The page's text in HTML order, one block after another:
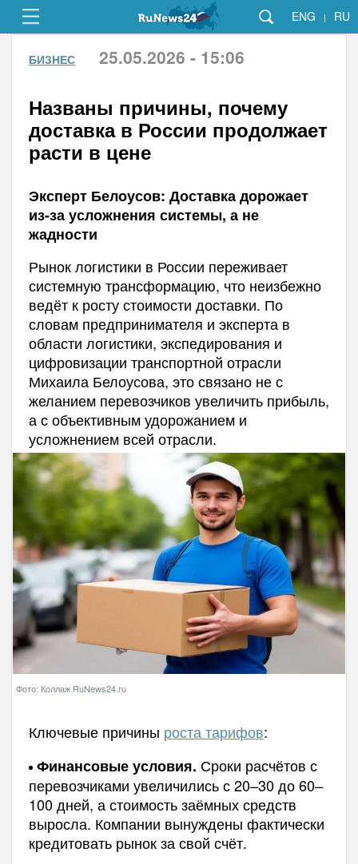
ENG | RU
БИЗНЕС 25.05.2026 - 15:06
Названы причины, почему
доставка в России продолжает
расти в цене
Эксперт Белоусов: Доставка дорожает
из-за усложнения системы, а не
жадности
Рынок логистики в России переживает
системную трансформацию, что неизбежно
ведёт к росту стоимости доставки. По
словам предпринимателя и эксперта в
области логистики, экспедирования и
цифровизации транспортной отрасли
Михаила Белоусова, это связано не с
желанием перевозчиков увеличить прибыль,
а с объективным удорожанием и
усложнением всей отрасли.
Фото: Коллаж RuNews24.ru
Ключевые причины роста тарифов:
Финансовые условия. Сроки расчётов с
перевозчиками увеличились с 20–30 до 60–
100 дней, а стоимость заёмных средств
выросла. Компании вынуждены фактически
кредитовать рынок за свой счёт.